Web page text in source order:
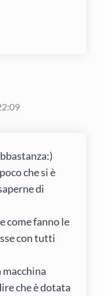
che si è
di
come fanno le
con tutti
che è dotata